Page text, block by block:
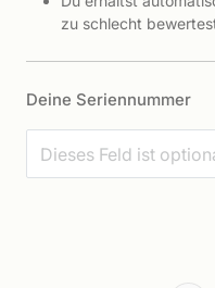
zu schlecht
Deine Seriennummer